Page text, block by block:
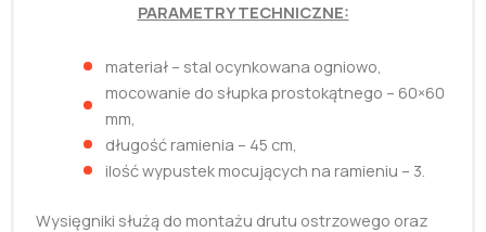
PARAMETRY TECHNICZNE:
materiał – stal ocynkowana ogniowo,
mocowanie do słupka prostokątnego – 60×60
mm,
długość ramienia – 45 cm,
ilość wypustek mocujących na ramieniu – 3.
Wysięgniki służą do montażu drutu ostrzowego oraz